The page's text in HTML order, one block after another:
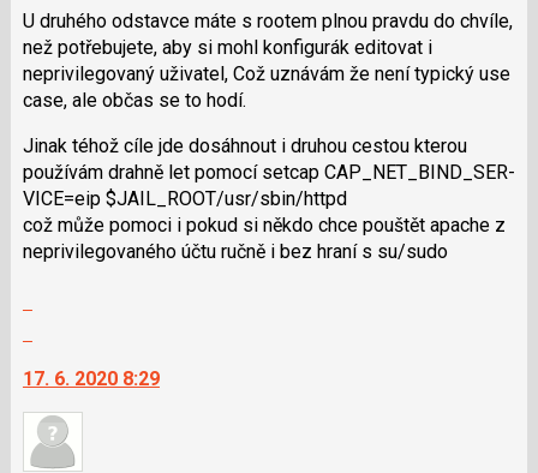
pro
následující
a
P
předchozí
nový
názor
U druhého odstavce máte s rootem plnou pravdu do chvíle,
než potřebujete, aby si mohl konfigurák editovat i
neprivilegovaný uživatel, Což uznávám že není typický use
case, ale občas se to hodí.
Jinak téhož cíle jde dosáhnout i druhou cestou kterou
používám drahně let pomocí setcap CAP_NET_BIND_SER­
VICE=eip $JAIL_ROOT/us­r/sbin/httpd
což může pomoci i pokud si někdo chce pouštět apache z
neprivilegovaného účtu ručně i bez hraní s su/sudo
další
nový
názor.
17. 6. 2020 8:29